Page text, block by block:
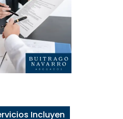
Incluyen